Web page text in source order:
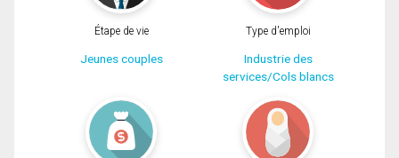
Étape de vie
Jeunes couples
Type d'emploi
Industrie des
services/Cols blancs